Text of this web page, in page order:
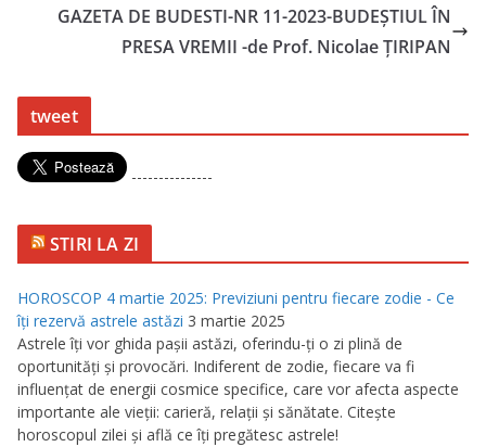
GAZETA DE BUDESTI-NR 11-2023-BUDEȘTIUL ÎN
PRESA VREMII -de Prof. Nicolae ȚIRIPAN
tweet
---------------
STIRI LA ZI
HOROSCOP 4 martie 2025: Previziuni pentru fiecare zodie - Ce
îţi rezervă astrele astăzi 3 martie 2025
Astrele îţi vor ghida paşii astăzi, oferindu-ţi o zi plină de
oportunităţi şi provocări. Indiferent de zodie, fiecare va fi
influenţat de energii cosmice specifice, care vor afecta aspecte
importante ale vieţii: carieră, relaţii şi sănătate. Citeşte
horoscopul zilei şi află ce îţi pregătesc astrele!